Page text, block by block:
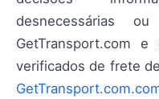
desnecessárias
GetTransport.com
verificados de frete